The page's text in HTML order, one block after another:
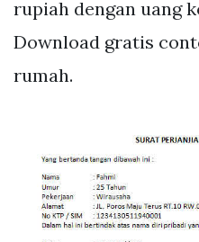
rupiah dengan uang
Download gratis
rumah.